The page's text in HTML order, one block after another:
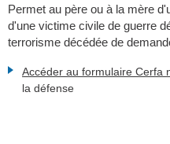
Permet au père ou à la mère
d'une victime civile de guerre
terrorisme décédée de
Accéder au formulaire Cerfa
la défense